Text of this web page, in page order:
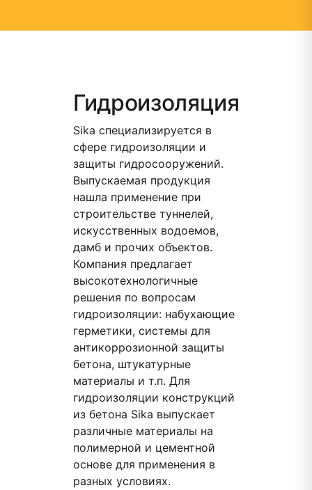
Гидроизоляция
Sika специализируется в
сфере гидроизоляции и
защиты гидросооружений.
Выпускаемая продукция
нашла применение при
строительстве туннелей,
искусственных водоемов,
дамб и прочих объектов.
Компания предлагает
высокотехнологичные
решения по вопросам
гидроизоляции: набухающие
герметики, системы для
антикоррозионной защиты
бетона, штукатурные
материалы и т.п. Для
гидроизоляции конструкций
из бетона Sika выпускает
различные материалы на
полимерной и цементной
основе для применения в
разных условиях.